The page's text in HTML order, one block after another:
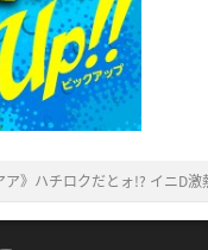
ア》ハチロクだとォ!? イニD